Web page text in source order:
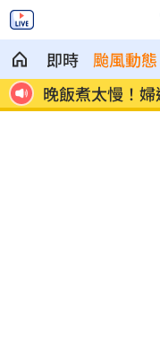
即時 颱風動態
吃
晚飯煮太慢！